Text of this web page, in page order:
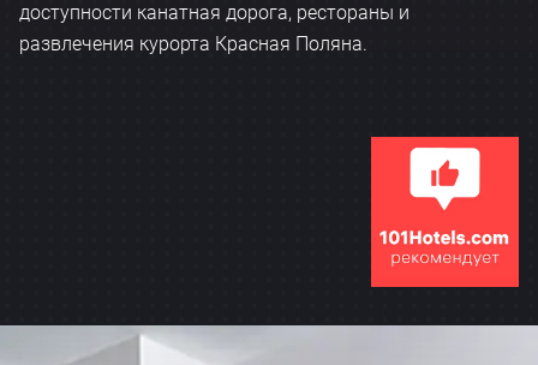
доступности канатная дорога, рестораны и
развлечения курорта Красная Поляна.